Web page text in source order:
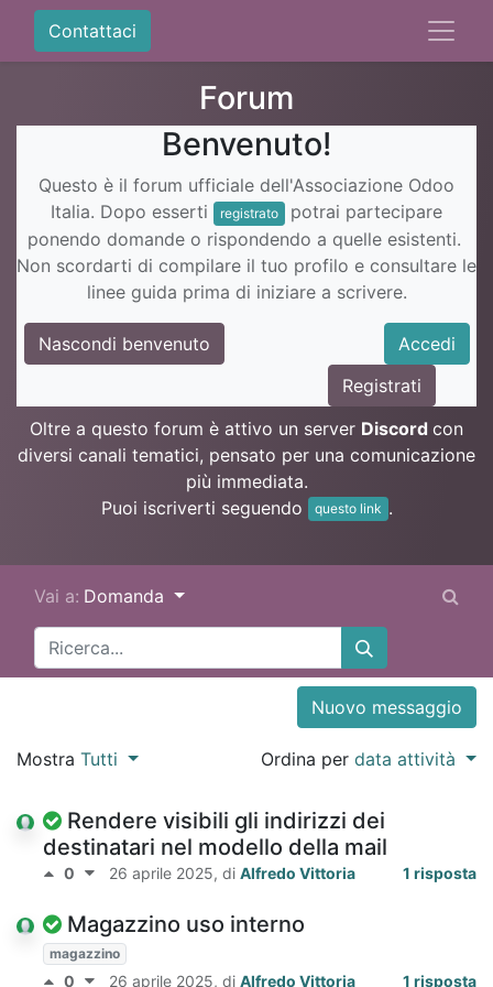
Contattaci
Forum
Benvenuto!
Questo è il forum ufficiale dell'Associazione Odoo
Italia. Dopo esserti
registrato
potrai partecipare
ponendo domande o rispondendo a quelle esistenti.
Non scordarti di compilare il tuo profilo e consultare le
linee guida prima di iniziare a scrivere.
Nascondi benvenuto
Accedi
Registrati
Oltre a questo forum è attivo un server Discord con
diversi canali tematici, pensato per una comunicazione
più immediata.
Puoi iscriverti seguendo
questo link .
Vai a: Domanda
Nuovo messaggio
Mostra Tutti Ordina perdata attività
Rendere visibili gli indirizzi dei
destinatari nel modello della mail
0 26 aprile 2025, di Alfredo Vittoria 1 risposta
Magazzino uso interno
magazzino
0 26 aprile 2025, di Alfredo Vittoria 1 risposta